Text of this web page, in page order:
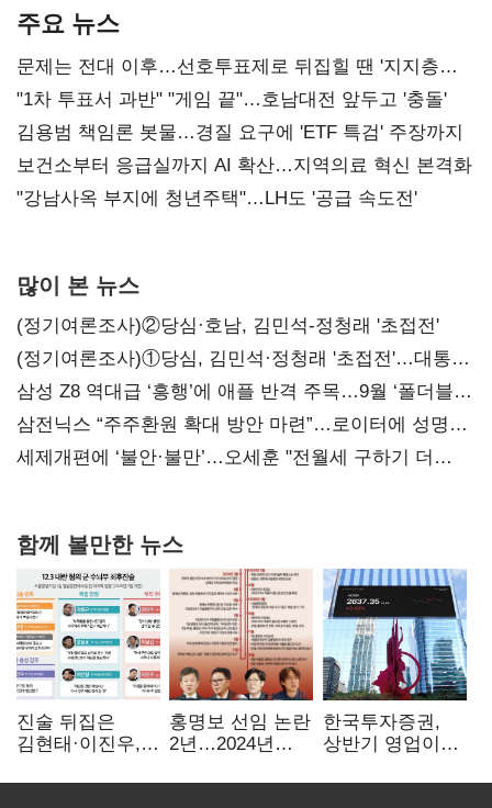
주요 뉴스
문제는 전대 이후…선호투표제로 뒤집힐 땐 '지지층
불복'
"1차 투표서 과반" "게임 끝"…호남대전 앞두고 '충돌'
김용범 책임론 봇물…경질 요구에 'ETF 특검' 주장까지
보건소부터 응급실까지 AI 확산…지역의료 혁신 본격화
"강남사옥 부지에 청년주택"…LH도 '공급 속도전'
많이 본 뉴스
(정기여론조사)②당심·호남, 김민석-정청래 '초접전'
(정기여론조사)①당심, 김민석·정청래 '초접전'…대통령
지지도 '50% 아래로'(종합)
삼성 Z8 역대급 ‘흥행’에 애플 반격 주목…9월 ‘폴더블
대전’
삼전닉스 “주주환원 확대 방안 마련”…로이터에 성명
보내
세제개편에 ‘불안·불만’…오세훈 "전월세 구하기 더
함께 볼만한 뉴스
진술 뒤집은
김현태·이진우,
헌신"…법정서
홍명보 선임 논란
2년…2024년
압색까지
한국투자증권,
상반기 영업이익
전년비 89.1%↑